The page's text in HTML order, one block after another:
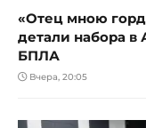
«Отец мною
детали набора
БПЛА
Вчера, 20:05